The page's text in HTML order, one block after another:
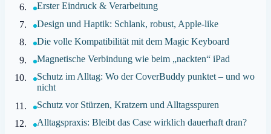
Erster Eindruck & Verarbeitung
Design und Haptik: Schlank, robust, Apple-like
Die volle Kompatibilität mit dem Magic Keyboard
Magnetische Verbindung wie beim „nackten“ iPad
Schutz im Alltag: Wo der CoverBuddy punktet – und wo
nicht
Schutz vor Stürzen, Kratzern und Alltagsspuren
Alltagspraxis: Bleibt das Case wirklich dauerhaft dran?